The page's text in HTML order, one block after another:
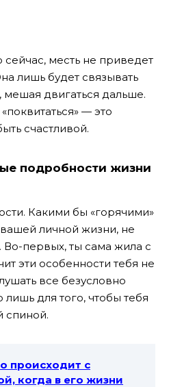
месть не приведет
лишь будет связывать
мешая двигаться дальше.
— это
счастливой.
подробности жизни
Какими бы «горячими»
личной жизни, не
Во-первых, ты сама жила с
эти особенности тебя не
все безусловно
лишь для того, чтобы тебя
спиной.
происходит с
когда в его жизни